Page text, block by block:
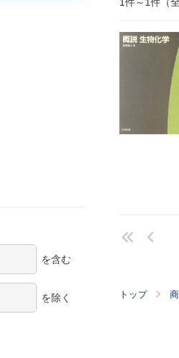
1件～1件（全
トップ
を含む
を除く